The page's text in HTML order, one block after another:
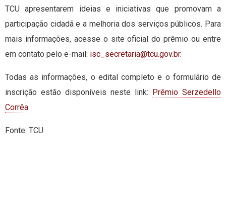
TCU apresentarem ideias e iniciativas que promovam a
participação cidadã e a melhoria dos serviços públicos. Para
mais informações, acesse o site oficial do prêmio ou entre
em contato pelo e-mail: isc_secretaria@tcu.gov.br.
Todas as informações, o edital completo e o formulário de
inscrição estão disponíveis neste link:
Prêmio Serzedello
Corrêa.
Fonte: TCU